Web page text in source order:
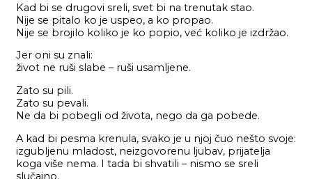
Kad bi se drugovi sreli, svet bi na trenutak stao.
Nije se pitalo ko je uspeo, a ko propao.
Nije se brojilo koliko je ko popio, već koliko je izdržao.
Jer oni su znali:
život ne ruši slabe – ruši usamljene.
Zato su pili.
Zato su pevali.
Ne da bi pobegli od života, nego da ga pobede.
A kad bi pesma krenula, svako je u njoj čuo nešto svoje:
izgubljenu mladost, neizgovorenu ljubav, prijatelja
koga više nema. I tada bi shvatili – nismo se sreli
slučajno.